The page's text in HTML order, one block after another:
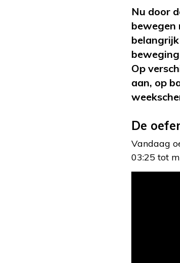
Nu door
bewegen
Op
aan, op
De
Vandaag
03:25 tot